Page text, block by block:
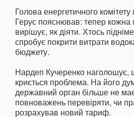
Голова енергетичного
Герус пояснював: тепер
вирішує, як діяти. Хтось
спробує покрити витрати
бюджету.
Нардеп Кучеренко наголошує,
криється проблема. На його
державний орган більше не
повноважень перевіряти, чи
розрахував новий тариф.